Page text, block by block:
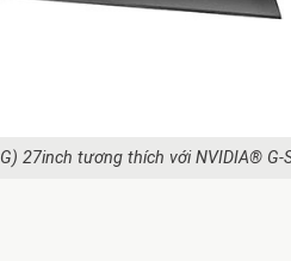
27inch tương thích với NVIDIA® G-